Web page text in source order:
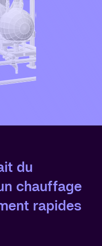
du
chauffage
rapides